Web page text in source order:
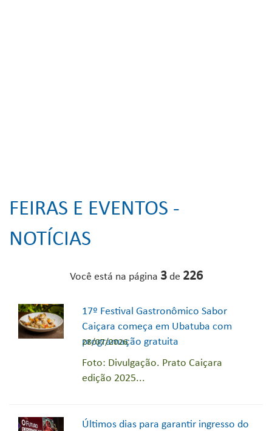
FEIRAS E EVENTOS -
NOTÍCIAS
Você está na página 3de 226
17º Festival Gastronômico Sabor
Caiçara começa em Ubatuba com
programação gratuita
28/07/2026
Foto: Divulgação. Prato Caiçara
edição 2025...
Últimos dias para garantir ingresso do